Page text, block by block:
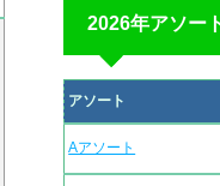
2026年アソー
アソート
Aアソート